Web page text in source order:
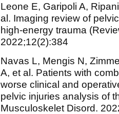
Leone E, Garipoli A,
al. Imaging review of
high-energy trauma
2022;12(2):384
Navas L, Mengis N,
A, et al. Patients with
worse clinical and
pelvic injuries analysis of
Musculoskelet Disord.